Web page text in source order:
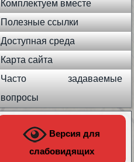
Комплектуем вместе
Полезные ссылки
Доступная среда
Карта сайта
Часто задаваемые
вопросы
Версия для
слабовидящих